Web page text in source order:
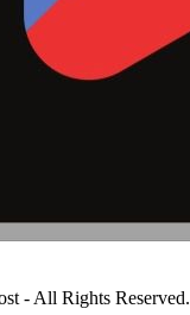
- All Rights Reserved.